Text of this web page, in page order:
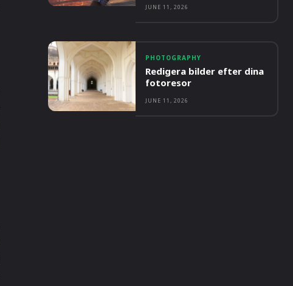
JUNE 11, 2026
PHOTOGRAPHY
Redigera bilder efter dina
fotoresor
JUNE 11, 2026